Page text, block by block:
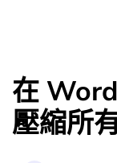
在
壓縮所